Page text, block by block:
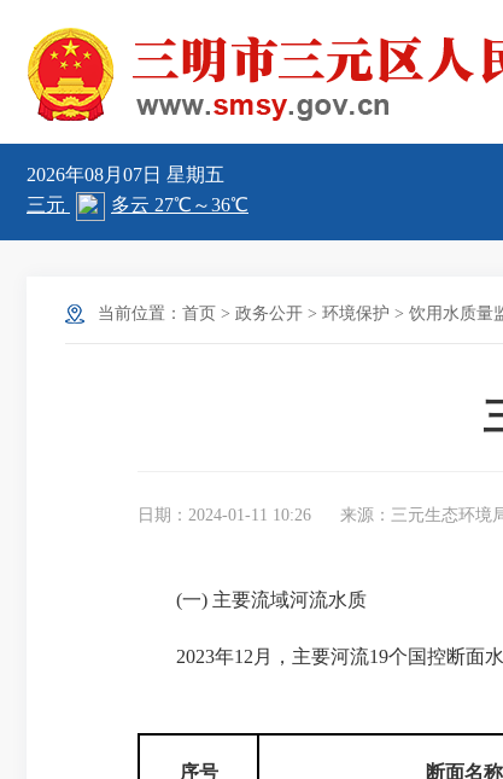
2026年08月07日 星期五
当前位置： 首页 > 政务公开 > 环境保护 > 饮用水质量
日期：2024-01-11 10:26 来源：三元生态环境
(一) 主要流域河流水质
2023年12月，主要河流19个国控断面水
序号 断面名称